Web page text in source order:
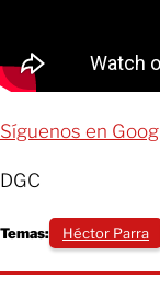
Síguenos en
DGC
Temas: Héctor Parra